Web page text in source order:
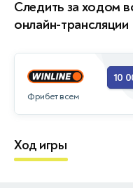
Следить за ходом
онлайн-трансляции
Фрибет всем
10
Ход игры